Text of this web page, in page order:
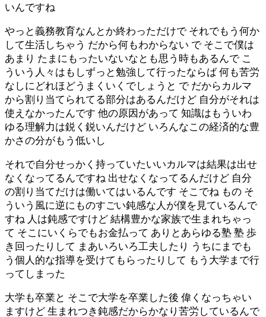
いんですね
やっと義務教育なんとか終わっただけで それでもう何か
して生活しちゃう だから何もわからない で そこで僕は
あまり たまにもったいないなとも思う時もあるんで こ
ういう人々はもしずっと勉強して行ったならば 何も苦労
なしにどれほどうまくいくでしょうと で だからカルマ
から割り当てられてる部分はあるんだけど 自分がそれは
使えなかったんです 他の原因があって 知識はもういわ
ゆる理解力は鋭く鋭いんだけど いろんなこの経済的な豊
かさの分がもう低いし
それで自分せっかく持っていたいいカルマは結果は出せ
なくなってるんですね 出せなくなってるんだけど 自分
の割り当てだけは働いてはいるんです そこでね もの そ
ういう風に逆にものすごい鈍感な人が僕を見ているんで
すね 人は鈍感ですけど 結構豊かな家族で生まれちゃっ
て そこにいくらでもお金払って ありとあらゆる塾 塾 歩
き回ったりして まあいろいろ工夫したり うちにまでも
う個人的な指導を受けてもらったりして もう大学まで行
ってしまった
大学も卒業と そこで大学を卒業した後 偉くなっちゃい
ますけど 生まれつき鈍感だからかなり苦労しているんで